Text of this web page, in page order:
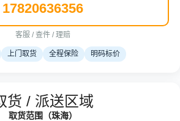
17820636356
客服 / 查件 / 理赔
上门取货 全程保险 明码标价
货 / 派送区域
取货范围（珠海）